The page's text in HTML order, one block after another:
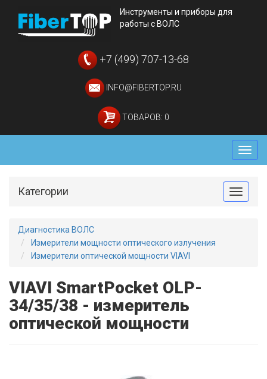
Инструменты и приборы для
работы с ВОЛС
+7 (499) 707-13-68
INFO@FIBERTOP.RU
ТОВАРОВ: 0
Меню
Toggle
Категории
Диагностика ВОЛС
Измерители мощности оптического излучения
Измерители оптической мощности VIAVI
VIAVI SmartPocket OLP-
34/35/38 - измеритель
оптической мощности